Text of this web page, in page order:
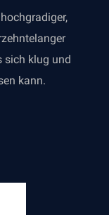
sich klug und
kann.